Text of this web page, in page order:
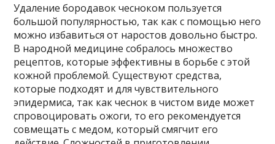
Удаление бородавок чесноком пользуется
большой популярностью, так как с помощью него
можно избавиться от наростов довольно быстро.
В народной медицине собралось множество
рецептов, которые эффективны в борьбе с этой
кожной проблемой. Существуют средства,
которые подходят и для чувствительного
эпидермиса, так как чеснок в чистом виде может
спровоцировать ожоги, то его рекомендуется
совмещать с медом, который смягчит его